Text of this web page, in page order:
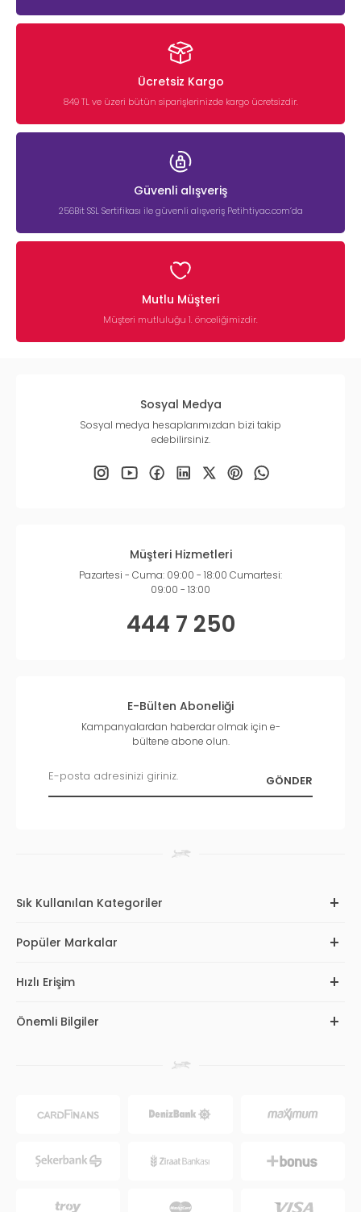
Ücretsiz Kargo
849 TL ve üzeri bütün siparişlerinizde kargo ücretsizdir.
Güvenli alışveriş
256Bit SSL Sertifikası ile güvenli alışveriş Petihtiyac.com’da
Mutlu Müşteri
Müşteri mutluluğu 1. önceliğimizdir.
Sosyal Medya
Sosyal medya hesaplarımızdan bizi takip
edebilirsiniz.
Müşteri Hizmetleri
Pazartesi - Cuma: 09:00 - 18:00 Cumartesi:
09:00 - 13:00
444 7 250
E-Bülten Aboneliği
Kampanyalardan haberdar olmak için e-
bültene abone olun.
Sık Kullanılan Kategoriler
Popüler Markalar
Hızlı Erişim
Önemli Bilgiler